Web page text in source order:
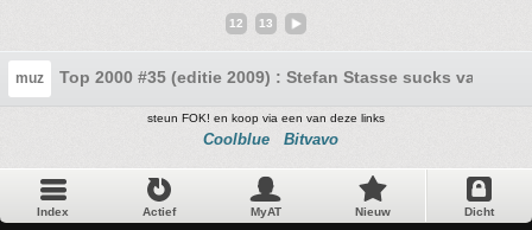
12 13
muz Top 2000 #35 (editie 2009) : Stefan Stasse sucks
steun FOK! en koop via een van deze links
Coolblue Bitvavo
Index Actief MyAT Nieuw Dicht